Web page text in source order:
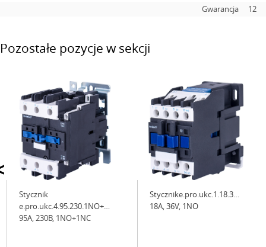
Gwarancja
12
Pozostałe pozycje w sekcji
Stycznik
e.pro.ukc.4.95.230.1NO+1NC
95А, 230В, 1NO+1NC
Stycznike.pro.ukc.1.18.36.1NO
18А, 36V, 1NO